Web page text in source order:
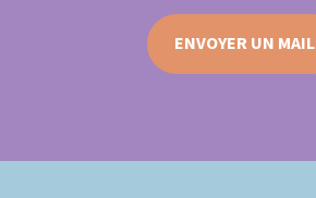
ENVOYER UN MAIL